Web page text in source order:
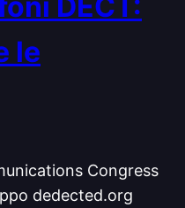
le
Congress
dedected.org